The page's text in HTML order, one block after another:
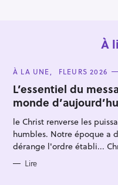
À
C
T
E
G
O
R
I
E
S
À LA UNE FLEURS 2026
L’essentiel du
monde
le Christ renverse les
humbles. Notre époque a
dérange l'ordre établi...
Lire